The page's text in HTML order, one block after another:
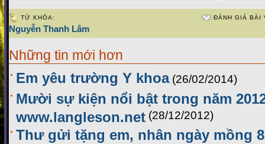
TỪ KHÓA:
Nguyễn Thanh Lâm
ĐÁNH GIÁ BÀI
Những tin mới hơn
Em yêu trường Y khoa (26/02/2014)
Mười sự kiện nổi bật trong năm
www.langleson.net (28/12/2012)
Thư gửi tặng em, nhân ngày mồng